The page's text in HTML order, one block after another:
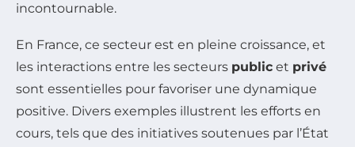
incontournable.
En France, ce secteur est en pleine croissance, et
les interactions entre les secteurs public et privé
sont essentielles pour favoriser une dynamique
positive. Divers exemples illustrent les efforts en
cours, tels que des initiatives soutenues par l’État